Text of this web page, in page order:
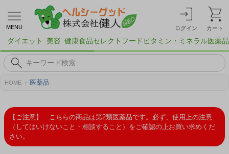
MENU ログイン カート
ダイエット 美容 健康食品セレクトフード ビタミン・ミネラル医薬品
HOME 医薬品
【ご注意】 こちらの商品は第2類医薬品です。必ず、使用上の注意
（してはいけないこと・相談すること）をご確認の上お買い求めくだ
さい。